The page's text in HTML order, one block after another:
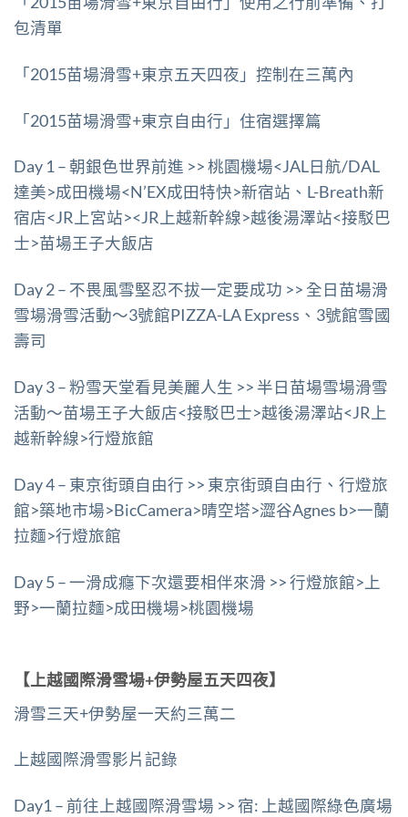
包清單
「2015苗場滑雪+東京五天四夜」控制在三萬內
「2015苗場滑雪+東京自由行」住宿選擇篇
Day 1 – 朝銀色世界前進 >> 桃園機場<JAL日航/DAL
達美>成田機場<N’EX成田特快>新宿站、L-Breath新
宿店<JR上宮站><JR上越新幹線>越後湯澤站<接駁巴
士>苗場王子大飯店
Day 2 – 不畏風雪堅忍不拔一定要成功 >> 全日苗場滑
雪場滑雪活動～3號館PIZZA-LA Express、3號館雪國
壽司
Day 3 – 粉雪天堂看見美麗人生 >> 半日苗場雪場滑雪
活動～苗場王子大飯店<接駁巴士>越後湯澤站<JR上
越新幹線>行燈旅館
Day 4 – 東京街頭自由行 >> 東京街頭自由行、行燈旅
館>築地市場>BicCamera>晴空塔>澀谷Agnes b>一蘭
拉麵>行燈旅館
Day 5 – 一滑成癮下次還要相伴來滑 >> 行燈旅館>上
野>一蘭拉麵>成田機場>桃園機場
【上越國際滑雪場+伊勢屋五天四夜】
滑雪三天+伊勢屋一天約三萬二
上越國際滑雪影片記錄
Day1 – 前往上越國際滑雪場 >> 宿: 上越國際綠色廣場